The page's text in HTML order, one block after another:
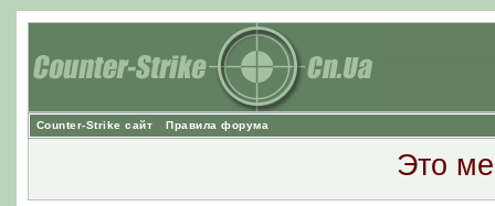
Counter-Strike сайт Правила форума
Это